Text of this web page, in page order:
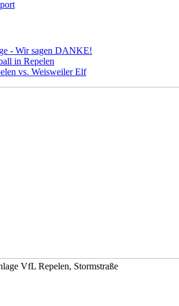
- Wir sagen DANKE!
in Repelen
vs. Weisweiler Elf
VfL Repelen, Stormstraße